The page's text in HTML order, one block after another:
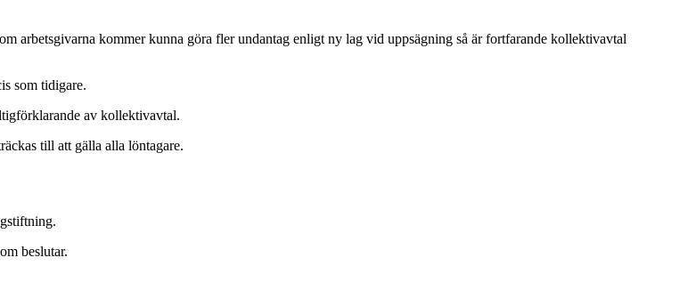
arbetsgivarna kommer kunna göra fler undantag enligt ny lag vid uppsägning så är fortfarande kollektivavtal
som tidigare.
av kollektivavtal.
till att gälla alla löntagare.
beslutar.